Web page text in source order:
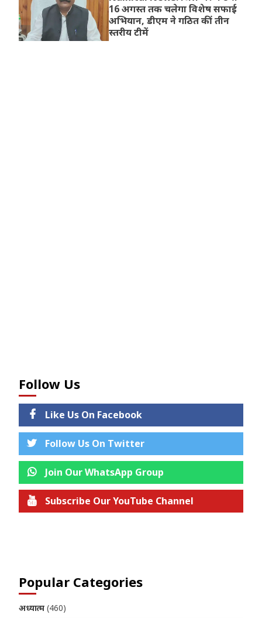
16 अगस्त तक चलेगा विशेष सफाई
अभियान, डीएम ने गठित कीं तीन
स्तरीय टीमें
Follow Us
Like Us On Facebook
Follow Us On Twitter
Join Our WhatsApp Group
Subscribe Our YouTube Channel
Popular Categories
अध्यात्म (460)